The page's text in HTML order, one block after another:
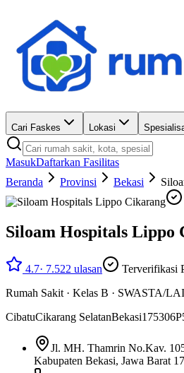
Cari Faskes Lokasi
MasukDaftarkan Fasilitas
Beranda
Provinsi Bekasi
Siloam Hospitals Lippo
4.7· 7.522 ulasan
Terverifikasi
Rumah Sakit · Kelas B · SWASTA/
CibatuCikarang SelatanBekasi17530
Jl. MH. Thamrin No.Kav.
Kabupaten Bekasi, Jawa Barat